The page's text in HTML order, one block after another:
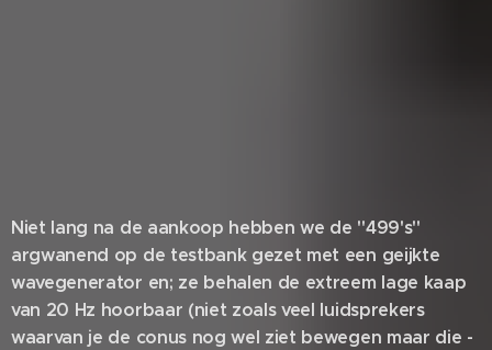
Niet lang na de aankoop hebben we de "499's"
argwanend op de testbank gezet met een geijkte
wavegenerator en; ze behalen de extreem lage kaap
van 20 Hz hoorbaar (niet zoals veel luidsprekers
waarvan je de conus nog wel ziet bewegen maar die -